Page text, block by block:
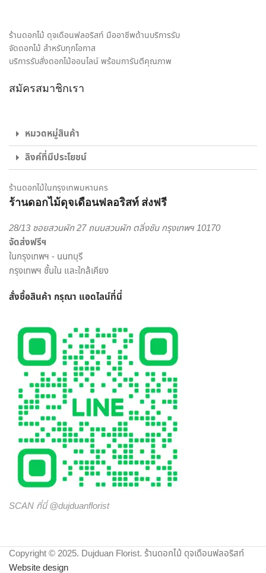
เรา คือ การเป็นสื่อกลางของทุกความรู้สึก พร้อมสร้างความประทับ
ใจให้กับทั้งผู้รับและผู้มอบดอกไม้ เราจึงมุ่งมั่นใส่ใจทุกรายละเอียด
ในงานจัดดอกไม้ ให้ได้ผลงานออกมาตรงตามความต้องการของ
ช่อดอกไม้รับปริญญา ช่อดอกไม้อวยพรวันเกิด, กระเช้าดอกไม้
ไม่ใช่แค่เพียงความความพิถีพิถันในงานรับจัดดอกไม้ เพื่อให้ทุกผล
งานออกมาสวยงามเท่านั้น แต่เรายังใส่ใจในด้านบริการส่งดอกไม้
และส่งของขวัญอีกด้วย พนักงานส่งสินค้าของจากร้านของเรา
เป็นผู้ที่มีความเชี่ยวชาญด้านดอกไม้เป็นพิเศษ สามารถดูแลรักษา
สินค้าให้ถึงมือผู้รับได้อย่างสมบูรณ์ที่สุด เพราะเรา คือ ร้านดอกไม้
สะดวกสบาย ครบครัน ครอบคลุมในแห่งเดียว
เราพร้อมรังสรรค์สินค้าตามความต้องการของคุณ โดยลูกค้า
สามารถเลือกสั่งดอกไม้และรูปแบบการจัดดอกไม้ได้อย่างเต็มที่
ปรึกษาแนะนำเรื่องการส่งของขวัญ ประเภทดอกไม้ เพื่อสร้างความ
หรือวันสำคัญใด นึกถึงงานรับจัดดอกไม้จากมืออาชีพ มาก
ประสบการณ์ ต้องเลือกสั่งดอกไม้ออนไลน์ กับ “ดุจเดือน
ฟลอริสท์” เท่านั้น เราไม่ทำให้คุณผิดหวังแน่นอน
ร้านดอกไม้ ดุจเดือนฟลอริสท์ มืออาชีพด้านบริการรับ
จัดดอกไม้ สำหรับทุกโอกาส
บริการรับสั่งดอกไม้ออนไลน์ พร้อมการันตีคุณภาพ
สมัครสมาชิกเรา
หมวดหมู่สินค้า
ลิงค์ที่มีประโยชน์
ร้านดอกไม้ในกรุงเทพมหานคร
ร้านดอกไม้ดุจเดือนฟลอริสท์ ส่งฟรี
28/13 ซอยสวนผัก 27 ถนนสวนผัก ตลิ่งชัน กรุงเทพฯ 10170
จัดส่งฟรีฯ
ในกรุงเทพฯ - นนทบุรี
กรุงเทพฯ ชั้นใน และใกล้เคียง
สั่งซื้อสินค้า กรุณา แอดไลน์ที่นี่
SCAN ที่นี่ @dujduanflorist
Copyright © 2025. Dujduan Florist. ร้านดอกไม้ ดุจเดือนฟลอริสท์
Website design